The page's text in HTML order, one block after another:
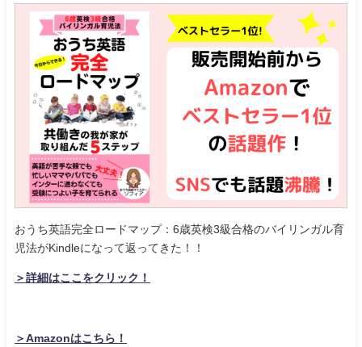
おうち英語完全ロードマップ：6歳英検3級合格のバイリンガル育
児法がKindleになって返ってきた！！
＞詳細はここをクリック！
＞Amazonはこちら！